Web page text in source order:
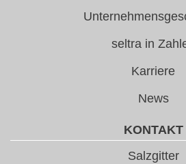
seltra in
Karriere
News
KONTAKT
Salzgitter